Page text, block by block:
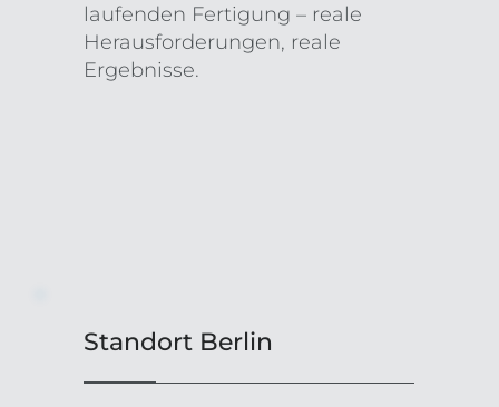
laufenden Fertigung – reale
Herausforderungen, reale
Ergebnisse.
Standort Berlin